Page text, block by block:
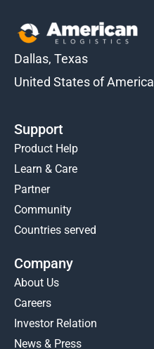
Dallas, Texas
United States of America
Support
Product Help
Learn & Care
Partner
Community
Countries served
Company
About Us
Careers
Investor Relation
News & Press